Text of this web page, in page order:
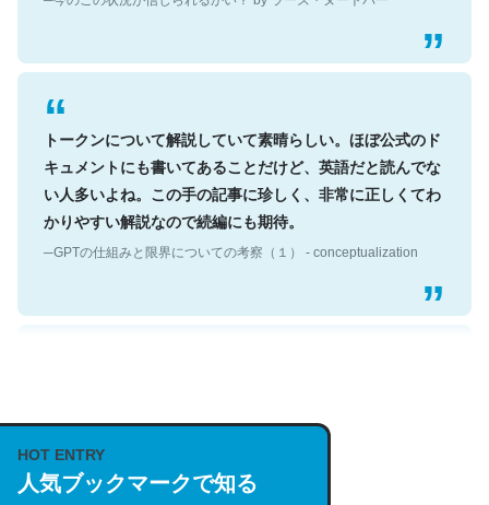
トークンについて解説していて素晴らしい。ほぼ公式のド
キュメントにも書いてあることだけど、英語だと読んでな
い人多いよね。この手の記事に珍しく、非常に正しくてわ
かりやすい解説なので続編にも期待。
─GPTの仕組みと限界についての考察（１） - conceptualization
https://isobe324649.hatenablog.com/entry/2023/03/27
/064121
─GPTの仕組みと限界についての考察（１） - conceptualization
HOT ENTRY
人気ブックマークで知る